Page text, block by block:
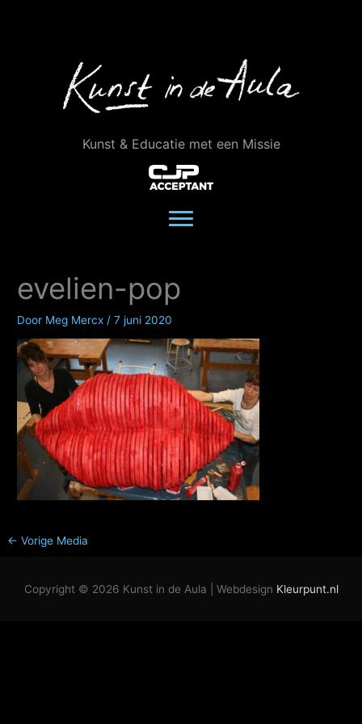
Kunst & Educatie met een Missie
evelien-pop
Door Meg Mercx /7 juni 2020
← Vorige Media
Copyright © 2026 Kunst in de Aula | Webdesign Kleurpunt.nl